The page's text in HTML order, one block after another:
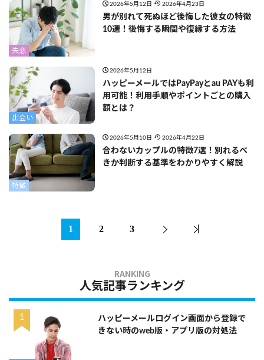
失恋
2026年5月12日 2026年4月23日
男が別れて死ぬほど後悔した彼女の特徴
10選！後悔する瞬間や復縁する方法
出会い
2026年5月12日
ハッピーメールではPayPayとau PAYも利
用可能！利用手順やポイントごとの購入
額とは？
特徴
2026年5月10日 2026年4月22日
合わないカップルの特徴7選！別れるべ
きか判断する基準をわかりやすく解説
1 2 3
人気記事ランキング
ハッピーメールログイン画面から登録で
きない時のweb版・アプリ版の対処法